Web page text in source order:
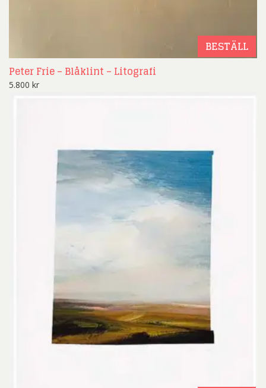
BESTÄLL
Peter Frie – Blåklint – Litografi
5.800 kr